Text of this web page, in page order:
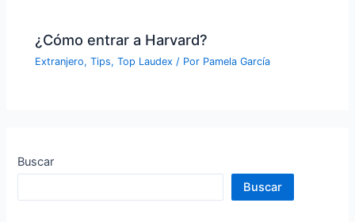
¿Cómo entrar a Harvard?
Extranjero,Tips,Top Laudex / Por Pamela García
Buscar
Buscar